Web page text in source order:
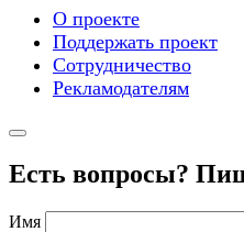
О проекте
Поддержать проект
Сотрудничество
Рекламодателям
Есть вопросы?
Имя